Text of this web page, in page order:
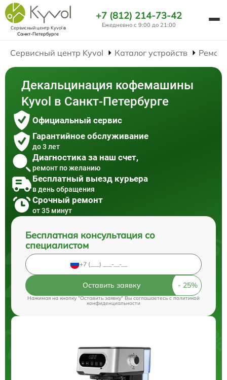
Сервисный центр Kyvolв
Санкт-Петербурге
+7 (812) 214-73-42
Ежедневно с 9:00 до 21:00
Сервисный центр Kyvol Каталог устройств
Декальцинация кофемашины
Kyvol в Санкт-Петербурге
Официальный сервис
Гарантийное обслуживание
до 3 лет
Диагностика за наш счет,
ремонт по желанию
Бесплатный выезд курьера
в день обращения
Срочный ремонт
от 35 минут
Бесплатная консультация со
специалистом
Оставить заявку
Нажимая на кнопку "Оставить заявку" Вы соглашаетесь cполитикой
конфиденциальности